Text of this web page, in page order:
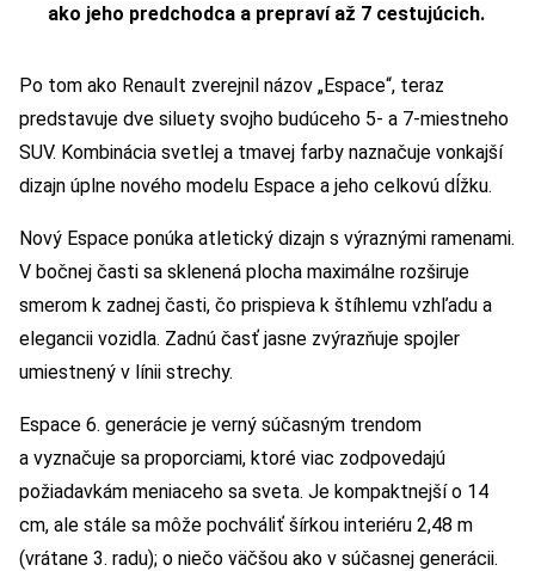
ako jeho predchodca a prepraví až 7 cestujúcich.
Po tom ako Renault zverejnil názov „Espace“, teraz
predstavuje dve siluety svojho budúceho 5- a 7-miestneho
SUV. Kombinácia svetlej a tmavej farby naznačuje vonkajší
dizajn úplne nového modelu Espace a jeho celkovú dĺžku.
Nový Espace ponúka atletický dizajn s výraznými ramenami.
V bočnej časti sa sklenená plocha maximálne rozširuje
smerom k zadnej časti, čo prispieva k štíhlemu vzhľadu a
elegancii vozidla. Zadnú časť jasne zvýrazňuje spojler
umiestnený v línii strechy.
Espace 6. generácie je verný súčasným trendom
a vyznačuje sa proporciami, ktoré viac zodpovedajú
požiadavkám meniaceho sa sveta. Je kompaktnejší o 14
cm, ale stále sa môže pochváliť šírkou interiéru 2,48 m
(vrátane 3. radu); o niečo väčšou ako v súčasnej generácii.